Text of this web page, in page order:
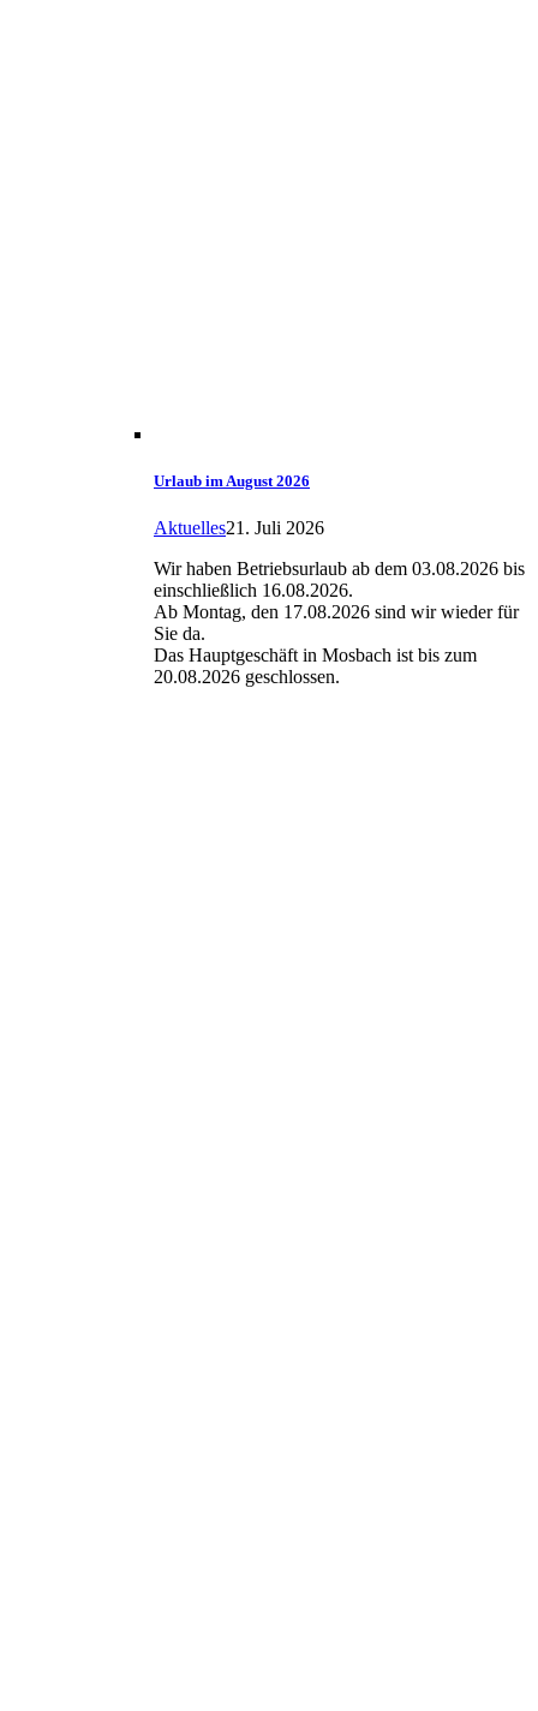
Urlaub im August 2026
Aktuelles21. Juli 2026
Wir haben Betriebsurlaub ab dem 03.08.2026 bis
einschließlich 16.08.2026.
Ab Montag, den 17.08.2026 sind wir wieder für
Sie da.
Das Hauptgeschäft in Mosbach ist bis zum
20.08.2026 geschlossen.